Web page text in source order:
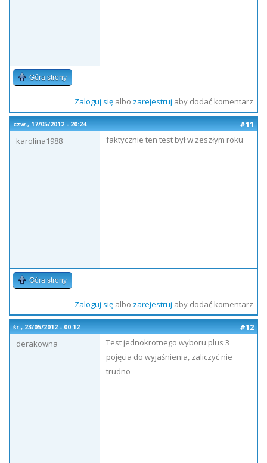
Góra strony
Zaloguj sięalbo zarejestruj aby dodać komentarz
czw., 17/05/2012 - 20:24
#11
karolina1988
faktycznie ten test był w zeszłym roku
Góra strony
Zaloguj sięalbo zarejestruj aby dodać komentarz
śr., 23/05/2012 - 00:12
#12
derakowna
Test jednokrotnego wyboru plus 3
pojęcia do wyjaśnienia, zaliczyć nie
trudno